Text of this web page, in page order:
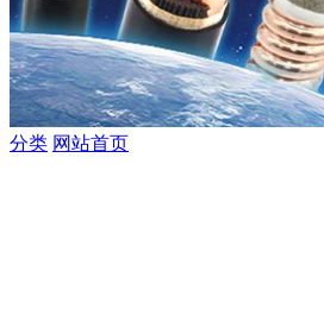
分类 网站首页